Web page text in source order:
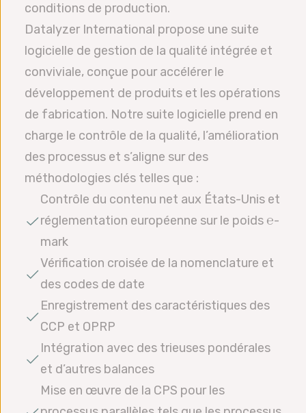
conditions de production.
Datalyzer International propose une suite
logicielle de gestion de la qualité intégrée et
conviviale, conçue pour accélérer le
développement de produits et les opérations
de fabrication. Notre suite logicielle prend en
charge le contrôle de la qualité, l’amélioration
des processus et s’aligne sur des
méthodologies clés telles que :
Contrôle du contenu net aux États-Unis et
réglementation européenne sur le poids ℮-
mark
Vérification croisée de la nomenclature et
des codes de date
Enregistrement des caractéristiques des
CCP et OPRP
Intégration avec des trieuses pondérales
et d’autres balances
Mise en œuvre de la CPS pour les